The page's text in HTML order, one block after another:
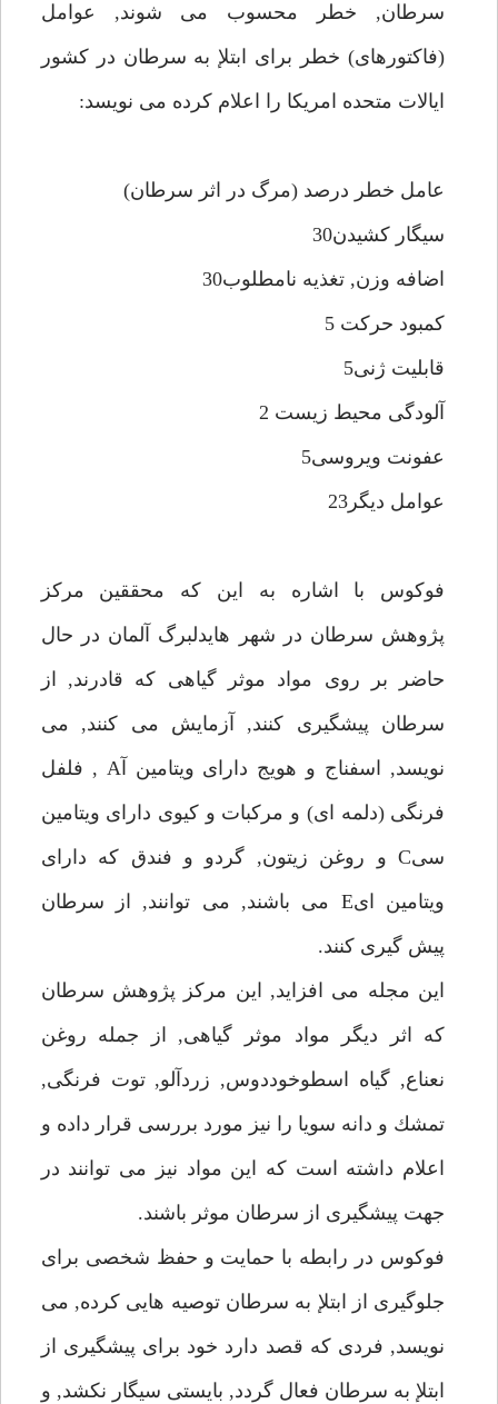
سرطان, خطر محسوب مى شوند, عوامل
(فاكتورهاى) خطر براى ابتلإ به سرطان در كشور
ايالات متحده امريكا را اعلام كرده مى نويسد:
عامل خطر درصد (مرگ در اثر سرطان)
سيگار كشيدن30
اضافه وزن, تغذيه نامطلوب30
كمبود حركت 5
قابليت ژنى5
آلودگى محيط زيست 2
عفونت ويروسى5
عوامل ديگر23
فوكوس با اشاره به اين كه محققين مركز
پژوهش سرطان در شهر هايدلبرگ آلمان در حال
حاضر بر روى مواد موثر گياهى كه قادرند, از
سرطان پيشگيرى كنند, آزمايش مى كنند, مى
نويسد, اسفناج و هويج داراى ويتامين آA , فلفل
فرنگى (دلمه اى) و مركبات و كيوى داراى ويتامين
سىC و روغن زيتون, گردو و فندق كه داراى
ويتامين اىE مى باشند, مى توانند, از سرطان
پيش گيرى كنند.
اين مجله مى افزايد, اين مركز پژوهش سرطان
كه اثر ديگر مواد موثر گياهى, از جمله روغن
نعناع, گياه اسطوخوددوس, زردآلو, توت فرنگى,
تمشك و دانه سويا را نيز مورد بررسى قرار داده و
اعلام داشته است كه اين مواد نيز مى توانند در
جهت پيشگيرى از سرطان موثر باشند.
فوكوس در رابطه با حمايت و حفظ شخصى براى
جلوگيرى از ابتلإ به سرطان توصيه هايى كرده, مى
نويسد, فردى كه قصد دارد خود براى پيشگيرى از
ابتلإ به سرطان فعال گردد, بايستى سيگار نكشد, و